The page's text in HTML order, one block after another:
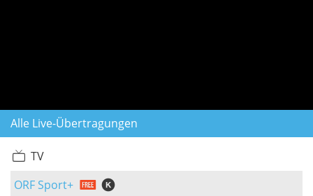
Alle Live-Übertragungen
TV
ORF Sport+